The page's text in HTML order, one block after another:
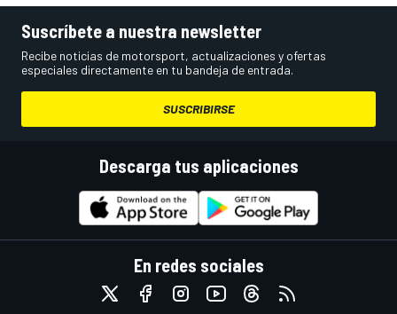
Suscríbete a nuestra newsletter
Recibe noticias de motorsport, actualizaciones y ofertas
especiales directamente en tu bandeja de entrada.
SUSCRIBIRSE
Descarga tus aplicaciones
En redes sociales